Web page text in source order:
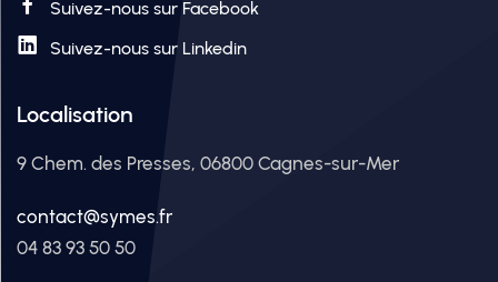
Suivez-nous sur Facebook
Suivez-nous sur Linkedin
Localisation
9 Chem. des Presses, 06800 Cagnes-sur-Mer
contact@symes.fr
04 83 93 50 50